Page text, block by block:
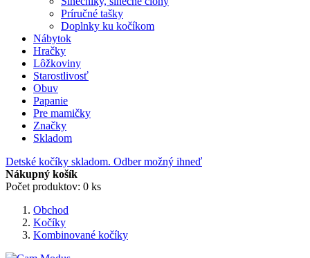
Príručné tašky
Doplnky ku kočíkom
Nábytok
Hračky
Lôžkoviny
Starostlivosť
Obuv
Papanie
Pre mamičky
Značky
Skladom
Detské kočíky skladom. Odber možný ihneď
Nákupný košík
Počet produktov: 0 ks
Obchod
Kočíky
Kombinované kočíky